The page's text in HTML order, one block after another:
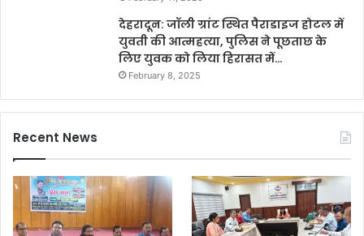
देहरादून: जॉली ग्रांट स्थित पैराडाइज होटल में
युवती की आत्महत्या, पुलिस ने पूछताछ के
लिए युवक को लिया हिरासत में…
February 8, 2025
Recent News